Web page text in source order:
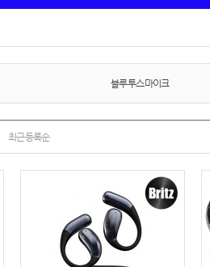
블루투스마이크
최근등록순